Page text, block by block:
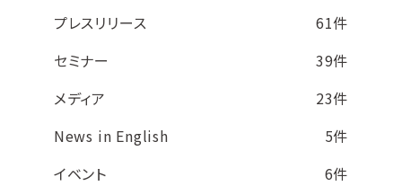
プレスリリース
61件
セミナー
39件
メディア
23件
News in English
5件
イベント
6件